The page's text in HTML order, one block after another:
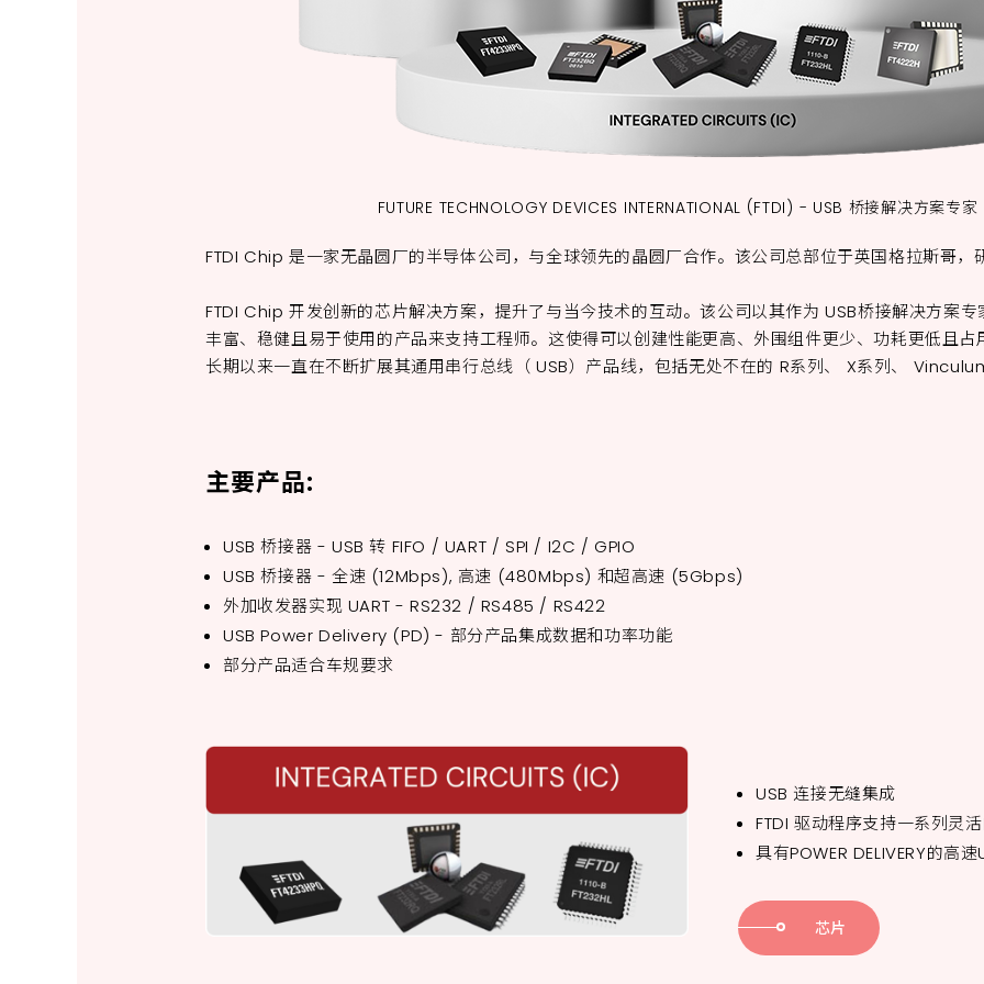
FUTURE TECHNOLOGY DEVICES INTERNATIONAL (FTDI) - USB 桥接解决方案专家
FTDI Chip 是一家无晶圆厂的半导体公司，与全球领先的晶圆厂合作。该公司总部位于英国格拉斯哥，
FTDI Chip 开发创新的芯片解决方案，提升了与当今技术的互动。该公司以其作为 USB桥接解决方案
丰富、稳健且易于使用的产品来支持工程师。这使得可以创建性能更高、外围组件更少、功耗更低且
长期以来一直在不断扩展其通用串行总线（ USB）产品线，包括无处不在的 R系列、 X系列、
主要产品:
USB 桥接器 - USB 转 FIFO / UART / SPI / I2C / GPIO
USB 桥接器 - 全速 (12Mbps), 高速 (480Mbps) 和超高速 (5Gbps)
外加收发器实现 UART - RS232 / RS485 / RS422
USB Power Delivery (PD) - 部分产品集成数据和功率功能
部分产品适合车规要求
USB 连接无缝集成
FTDI 驱动程序支持一系列灵
具有POWER DELIVERY的高
芯片